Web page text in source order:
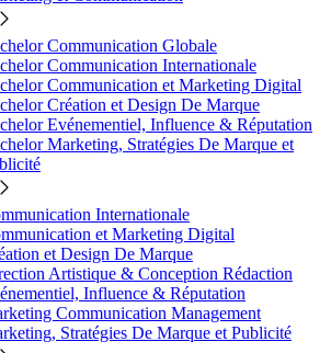
Communication Globale
Communication Internationale
Communication et Marketing Digital
Création et Design De Marque
Evénementiel, Influence & Réputation
Marketing, Stratégies De Marque et
Internationale
et Marketing Digital
et Design De Marque
Artistique & Conception Rédaction
Influence & Réputation
Communication Management
Stratégies De Marque et Publicité